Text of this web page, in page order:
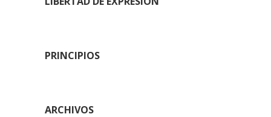
PRINCIPIOS
ARCHIVOS